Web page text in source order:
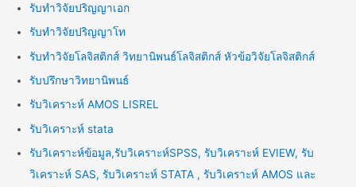
รับทำวิจัยปริญญาเอก
รับทำวิจัยปริญญาโท
รับทำวิจัยโลจิสติกส์ วิทยานิพนธ์โลจิสติกส์ หัวข้อวิจัยโลจิสติกส์
รับปรึกษาวิทยานิพนธ์
รับวิเคราะห์ AMOS LISREL
รับวิเคราะห์ stata
รับวิเคราะห์ข้อมูล,รับวิเคราะห์SPSS, รับวิเคราะห์ EVIEW, รับ
วิเคราะห์ SAS, รับวิเคราะห์ STATA , รับวิเคราะห์ AMOS และ